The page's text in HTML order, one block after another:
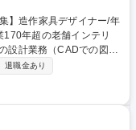
設計業務（CADでの図面
の暮らしを形にする、や
作成した図面を基に工場
けられているかの監理 設
る感動があります。雑誌
退職金あり